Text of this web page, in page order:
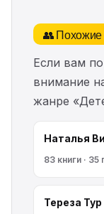
👥
Если вам
внимание
жанре
Наталья
83 книги · 35
Тереза Тур